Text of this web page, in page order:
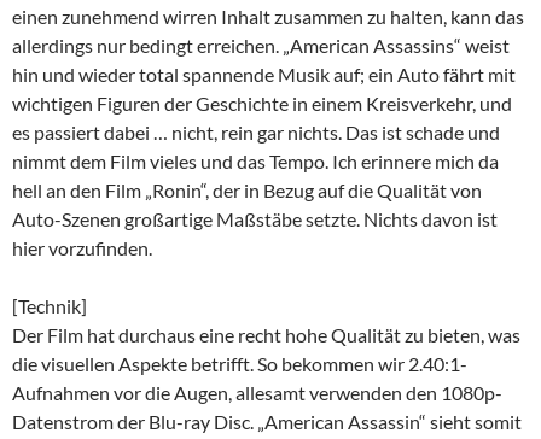
einen zunehmend wirren Inhalt zusammen zu halten, kann das
allerdings nur bedingt erreichen. „American Assassins“ weist
hin und wieder total spannende Musik auf; ein Auto fährt mit
wichtigen Figuren der Geschichte in einem Kreisverkehr, und
es passiert dabei … nicht, rein gar nichts. Das ist schade und
nimmt dem Film vieles und das Tempo. Ich erinnere mich da
hell an den Film „Ronin“, der in Bezug auf die Qualität von
Auto-Szenen großartige Maßstäbe setzte. Nichts davon ist
hier vorzufinden.
[Technik]
Der Film hat durchaus eine recht hohe Qualität zu bieten, was
die visuellen Aspekte betrifft. So bekommen wir 2.40:1-
Aufnahmen vor die Augen, allesamt verwenden den 1080p-
Datenstrom der Blu-ray Disc. „American Assassin“ sieht somit